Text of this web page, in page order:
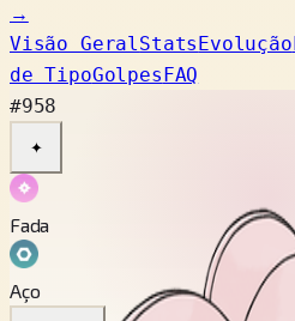
→
Visão GeralStatsEvolução
de TipoGolpesFAQ
#958
✦
Fada
Aço